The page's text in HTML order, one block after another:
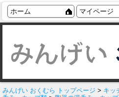
ホーム マイページ
みんげい おくむら トップページ > キッ